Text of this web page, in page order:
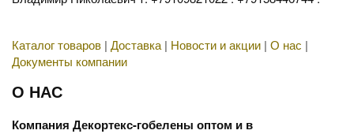
Каталог товаров | Доставка | Новости и акции | О нас |
Документы компании
О НАС
Компания Декортекс-гобелены оптом и в